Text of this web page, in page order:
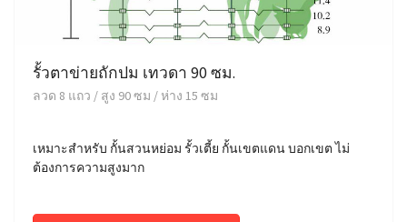
รั้วตาข่ายถักปม เทวดา 90 ซม.
ลวด 8 แถว / สูง 90 ซม / ห่าง 15 ซม
เหมาะสำหรับ กั้นสวนหย่อม รั้วเตี้ย กั้นเขตแดน บอกเขต ไม่
ต้องการความสูงมาก